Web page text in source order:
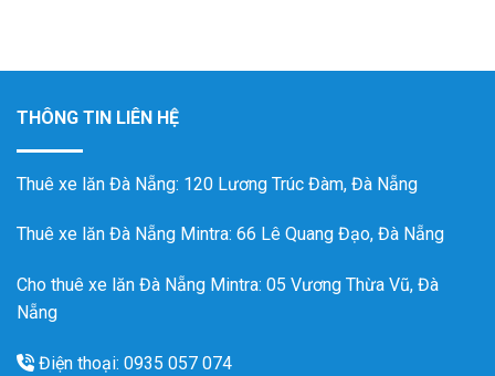
THÔNG TIN LIÊN HỆ
Thuê xe lăn Đà Nẵng: 120 Lương Trúc Đàm, Đà Nẵng
Thuê xe lăn Đà Nẵng Mintra: 66 Lê Quang Đạo, Đà Nẵng
Cho thuê xe lăn Đà Nẵng Mintra: 05 Vương Thừa Vũ, Đà
Nẵng
Điện thoại: 0935 057 074